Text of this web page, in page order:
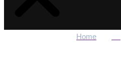
Home